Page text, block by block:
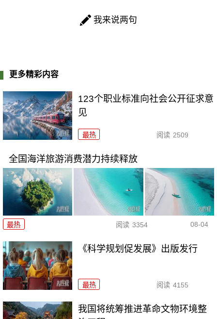
我来说两句
更多精彩内容
123个职业标准向社会公开征求意
见
最热 阅读 2509
全国海洋旅游消费潜力持续释放
最热 阅读 3354 08-04
《科学规划促发展》出版发行
最热 阅读 4155
我国将统筹推进革命文物环境整